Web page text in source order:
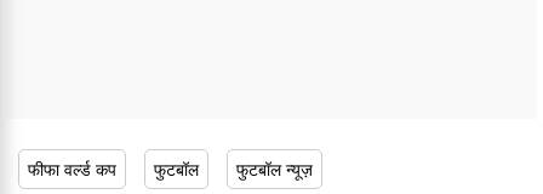
फीफा वर्ल्ड कप फुटबॉल फुटबॉल न्यूज़